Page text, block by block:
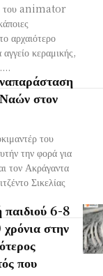
του animator
αρχαιότερο
κεραμικής,
στον
του
την φορά για
τον Ακράγαντα
Σικελίας
παιδιού 6-8
στην
που